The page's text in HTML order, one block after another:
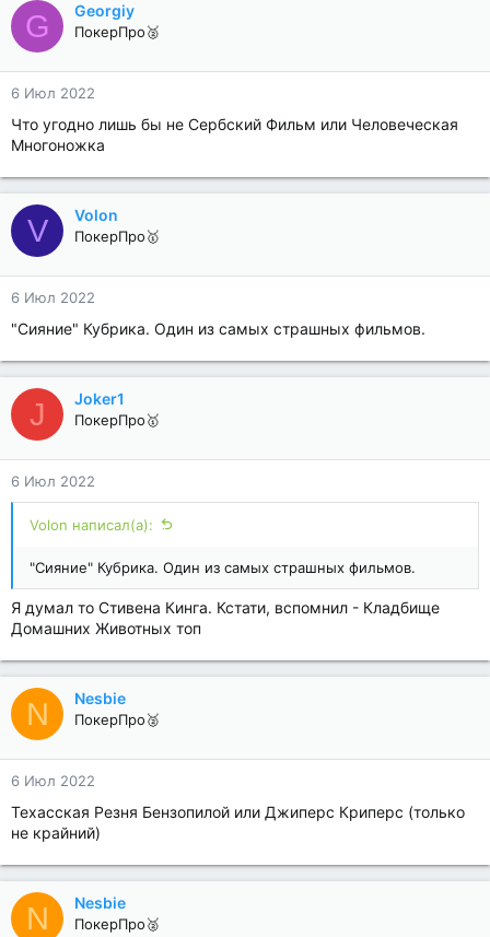
G Georgiy
ПокерПро🥈
6 Июл 2022
Что угодно лишь бы не Сербский Фильм или Человеческая
Многоножка
V Volon
ПокерПро🥇
6 Июл 2022
"Сияние" Кубрика. Один из самых страшных фильмов.
J Joker1
ПокерПро🥇
6 Июл 2022
Volon написал(а):
"Сияние" Кубрика. Один из самых страшных фильмов.
Я думал то Стивена Кинга. Кстати, вспомнил - Кладбище
Домашних Животных топ
N Nesbie
ПокерПро🥈
6 Июл 2022
Техасская Резня Бензопилой или Джиперс Криперс (только
не крайний)
N Nesbie
ПокерПро🥈